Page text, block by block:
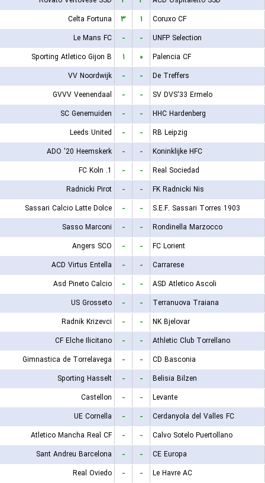
Celta Fortuna
۳ ۱
Coruxo CF
Le Mans FC
- -
UNFP Selection
Sporting Atletico Gijon B
۱ ۰
Palencia CF
VV Noordwijk
- -
De Treffers
GVVV Veenendaal
- -
SV DVS'33 Ermelo
SC Genemuiden
- -
HHC Hardenberg
Leeds United
- -
RB Leipzig
ADO '20 Heemskerk
- -
Koninklijke HFC
1. FC Koln
- -
Real Sociedad
Radnicki Pirot
- -
FK Radnicki Nis
Sassari Calcio Latte Dolce
- -
S.E.F. Sassari Torres 1903
Sasso Marconi
- -
Rondinella Marzocco
Angers SCO
- -
FC Lorient
ACD Virtus Entella
- -
Carrarese
Asd Pineto Calcio
- -
ASD Atletico Ascoli
US Grosseto
- -
Terranuova Traiana
Radnik Krizevci
- -
NK Bjelovar
CF Elche Ilicitano
- -
Athletic Club Torrellano
Gimnastica de Torrelavega
- -
CD Basconia
Sporting Hasselt
- -
Belisia Bilzen
Castellon
- -
Levante
UE Cornella
- -
Cerdanyola del Valles FC
Atletico Mancha Real CF
- -
Calvo Sotelo Puertollano
Sant Andreu Barcelona
- -
CE Europa
Real Oviedo
- - Le Havre AC